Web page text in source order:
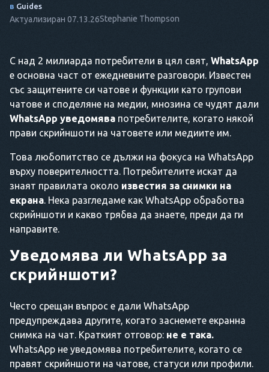
в Guides
Актуализиран 07.13.26Stephanie Thompson
С над 2 милиарда потребители в цял свят, WhatsApp
е основна част от ежедневните разговори. Известен
със защитените си чатове и функции като групови
чатове и споделяне на медии, мнозина се чудят дали
WhatsApp уведомява потребителите, когато някой
прави скрийншоти на чатовете или медиите им.
Това любопитство се дължи на фокуса на WhatsApp
върху поверителността. Потребителите искат да
знаят правилата около известия за снимки на
екрана. Нека разгледаме как WhatsApp обработва
скрийншоти и какво трябва да знаете, преди да ги
направите.
Уведомява ли WhatsApp за
скрийншоти?
Често срещан въпрос е дали WhatsApp
предупреждава другите, когато заснемете екранна
снимка на чат. Краткият отговор: не е така.
WhatsApp не уведомява потребителите, когато се
правят скрийншоти на чатове, статуси или профили.